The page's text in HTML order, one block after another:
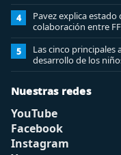
4
Pavez explica
colaboración entre
analizar”
5
Las cinco principales
desarrollo de los
Nuestras redes
YouTube
Facebook
Instagram